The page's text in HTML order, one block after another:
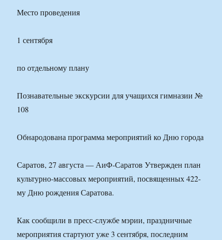
Место проведения
1 сентября
по отдельному плану
Познавательные экскурсии для учащихся гимназии №
108
Обнародована программа мероприятий ко Дню города
Саратов, 27 августа — АиФ-Саратов Утвержден план
культурно-массовых мероприятий, посвященных 422-
му Дню рождения Саратова.
Как сообщили в пресс-службе мэрии, праздничные
мероприятия стартуют уже 3 сентября, последним